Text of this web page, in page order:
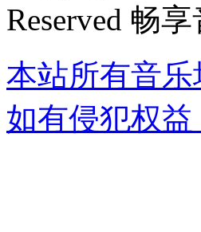
Reserved 畅
本站所有音
如有侵犯权